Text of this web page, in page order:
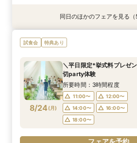
特典あり
8/23(日)
＼1軒目限定★3万ギフト付
ゼント×和牛試食
9:00〜
18:00〜
フェアを予約
特典あり
8/23(日)
【6名～30名の少人数婚】
ン誕生！無料試食付
9:00〜
18:00〜
フェアを予約
8/23(日)
【タイパ重視！60分で完
場案内＆相談会
10:00〜
18:30〜
フェアを予約
8/23(日)
【会場見学2件目以上◎】
比較×見積相談会
9:00〜
18:00〜
フェアを予約
8/23(日)
【60分で完結】即決営業
りみちツアー
10:00〜
フェアを予約
同日のほかのフェアを見る（
試食会 特典あり
8/24 (月)
＼平日限定*挙式料プレゼ
切party体験
所要時間：3時間程度
11:00〜
12:00〜
14:00〜
16:00〜
18:00〜